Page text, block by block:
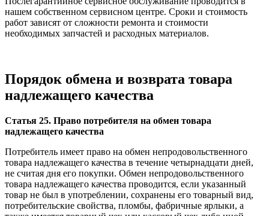
нашем собственном сервисном центре. Сроки и стоимость
работ зависят от сложности ремонта и стоимости
необходимых запчастей и расходных материалов.
Порядок обмена и возврата товара
надлежащего качества
Статья 25. Право потребителя на обмен товара
надлежащего качества
Потребитель имеет право на обмен непродовольственного
товара надлежащего качества в течение четырнадцати дней,
не считая дня его покупки. Обмен непродовольственного
товара надлежащего качества проводится, если указанный
товар не был в употреблении, сохранены его товарный вид,
потребительские свойства, пломбы, фабричные ярлыки, а